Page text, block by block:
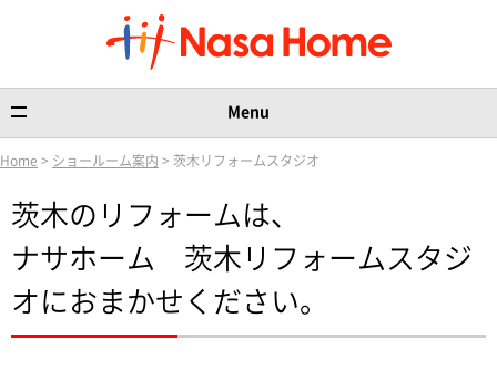
Menu
Home > ショールーム案内 > 茨木リフォームスタジオ
茨木のリフォームは、
ナサホーム 茨木リフォームスタジ
オにおまかせください。